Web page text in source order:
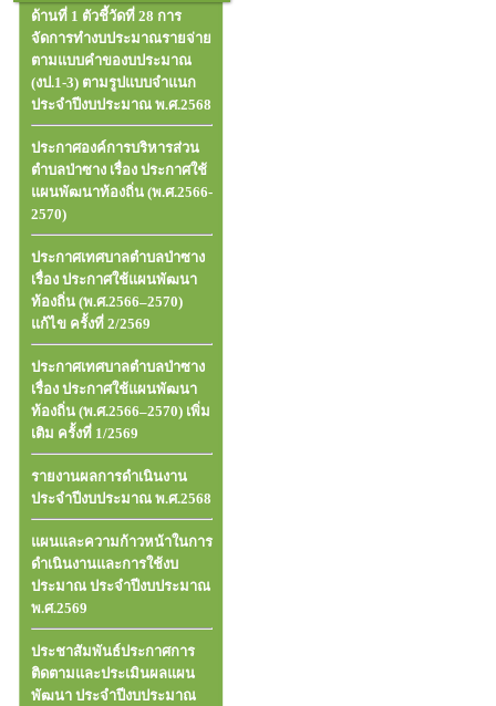
ด้านที่ 1 ตัวชี้วัดที่ 28 การ
จัดการทำงบประมาณรายจ่าย
ตามแบบคำของบประมาณ
(งป.1-3) ตามรูปแบบจำแนก
ประจำปีงบประมาณ พ.ศ.2568
ประกาศองค์การบริหารส่วน
ตำบลป่าซาง เรื่อง ประกาศใช้
แผนพัฒนาท้องถิ่น (พ.ศ.2566-
2570)
ประกาศเทศบาลตำบลป่าซาง
เรื่อง ประกาศใช้แผนพัฒนา
ท้องถิ่น (พ.ศ.2566–2570)
แก้ไข ครั้งที่ 2/2569
ประกาศเทศบาลตำบลป่าซาง
เรื่อง ประกาศใช้แผนพัฒนา
ท้องถิ่น (พ.ศ.2566–2570) เพิ่ม
เติม ครั้งที่ 1/2569
รายงานผลการดำเนินงาน
ประจำปีงบประมาณ พ.ศ.2568
แผนและความก้าวหน้าในการ
ดำเนินงานและการใช้งบ
ประมาณ ประจำปีงบประมาณ
พ.ศ.2569
ประชาสัมพันธ์ประกาศการ
ติดตามและประเมินผลแผน
พัฒนา ประจำปีงบประมาณ